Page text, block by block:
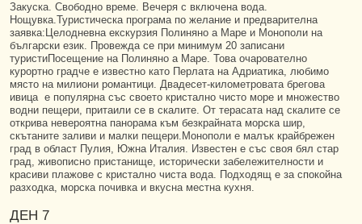
Закуска. Свободно време. Вечеря с включена вода.
Нощувка.Туристическа програма по желание и предварителна
заявка:Целодневна екскурзия Полиняно а Маре и Монополи на
български език. Провежда се при минимум 20 записани
туристиПосещение на Полиняно а Маре. Това очарователно
курортно градче е известно като Перлата на Адриатика, любимо
място на милиони романтици. Двадесет-километровата брегова
ивица е популярна със своето кристално чисто море и множество
водни пещери, притаили се в скалите. От терасата над скалите се
открива невероятна панорама към безкрайната морска шир,
скътаните заливи и малки пещери.Монополи е малък крайбрежен
град в област Пулия, Южна Италия. Известен е със своя бял стар
град, живописно пристанище, исторически забележителности и
красиви плажове с кристално чиста вода. Подходящ е за спокойна
разходка, морска почивка и вкусна местна кухня.
ДЕН 7